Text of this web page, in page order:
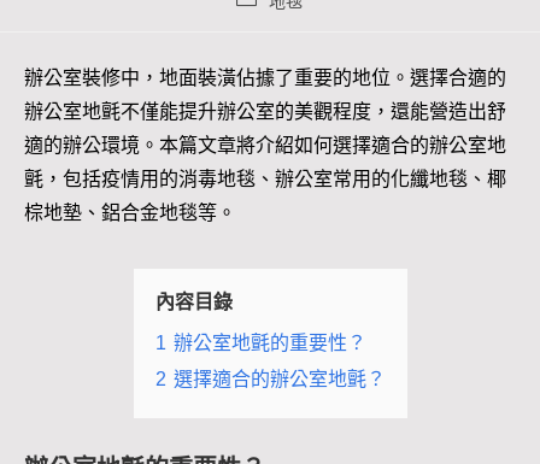
辦公室裝修中，地面裝潢佔據了重要的地位。選擇合適的
辦公室地氈不僅能提升辦公室的美觀程度，還能營造出舒
適的辦公環境。本篇文章將介紹如何選擇適合的辦公室地
氈，包括疫情用的消毒地毯、辦公室常用的化纖地毯、椰
棕地墊、鋁合金地毯等。
內容目錄
1 辦公室地氈的重要性？
2 選擇適合的辦公室地氈？